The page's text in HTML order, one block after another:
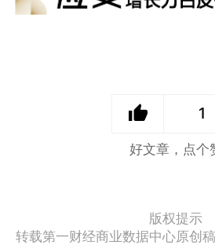
1
好文章，点个
版权提示
转载第一财经商业数据中心原创